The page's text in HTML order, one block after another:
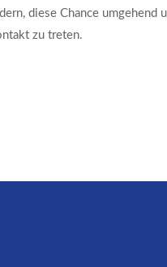
diese Chance umgehend
zu treten.